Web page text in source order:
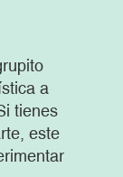
a
tienes
este